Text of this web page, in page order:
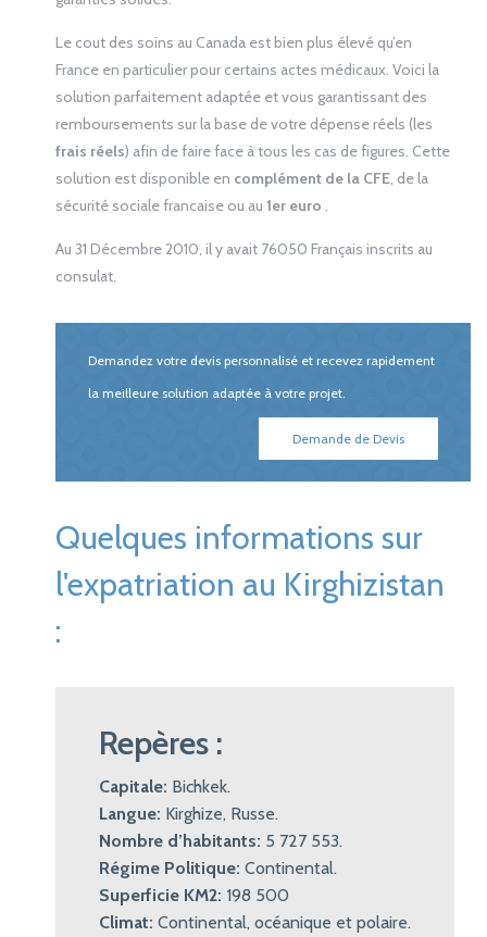
Le cout des soins au Canada est bien plus élevé qu’en
France en particulier pour certains actes médicaux. Voici la
solution parfaitement adaptée et vous garantissant des
remboursements sur la base de votre dépense réels (les
frais réels) afin de faire face à tous les cas de figures. Cette
solution est disponible en complément de la CFE, de la
sécurité sociale francaise ou au 1er euro .
Au 31 Décembre 2010, il y avait 76050 Français inscrits au
consulat.
Demandez votre devis personnalisé et recevez rapidement
la meilleure solution adaptée à votre projet.
Demande de Devis
Quelques informations sur
l'expatriation au Kirghizistan
:
Repères :
Capitale: Bichkek.
Langue: Kirghize, Russe.
Nombre d’habitants: 5 727 553.
Régime Politique: Continental.
Superficie KM2: 198 500
Climat: Continental, océanique et polaire.